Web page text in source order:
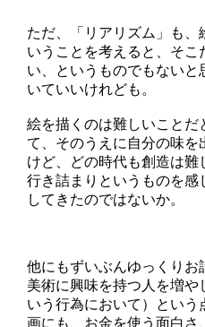
ただ、「リアリズム」も、
いうことを考えると、そこ
い、というものでもないと
いていいけれども。
絵を描くのは難しいことだ
て、そのうえに自分の味
けど、どの時代も創造は難
行き詰まりというものを感
してきたのではないか。
他にもずいぶんゆっくりお
美術に興味を持つ人を増や
いう行為において）とい
画にも、お金を使う面白さ